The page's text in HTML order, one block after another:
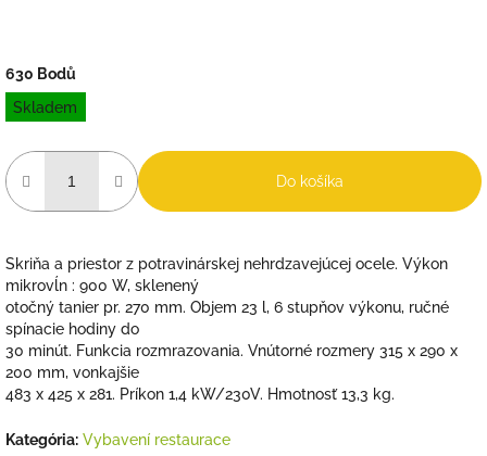
630 Bodů
Jednotková
cena:
Skladem
Do košíka
Skriňa a priestor z potravinárskej nehrdzavejúcej ocele. Výkon
mikrovĺn : 900 W, sklenený
otočný tanier pr. 270 mm. Objem 23 l, 6 stupňov výkonu, ručné
spínacie hodiny do
30 minút. Funkcia rozmrazovania. Vnútorné rozmery 315 x 290 x
200 mm, vonkajšie
483 x 425 x 281. Príkon 1,4 kW/230V. Hmotnosť 13,3 kg.
Kategória: Vybavení restaurace